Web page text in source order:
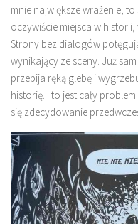
mnie największe wrażenie,
oczywiście miejsca w
Strony bez dialogów
wynikający ze sceny. Już
przebija ręką glebę i
historię. I to jest cały
się zdecydowanie